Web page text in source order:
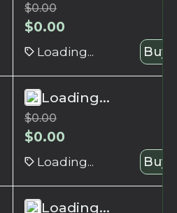
$0.00
$0.00
Loading... Buy
Loading...
$0.00
$0.00
Loading... Buy
Loading...